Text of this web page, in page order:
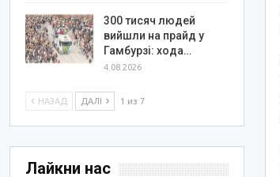
300 тисяч людей
вийшли на прайд у
Гамбурзі: хода…
4.08.2026
НАЗАД ДАЛІ 1 из 7
Лайкни нас